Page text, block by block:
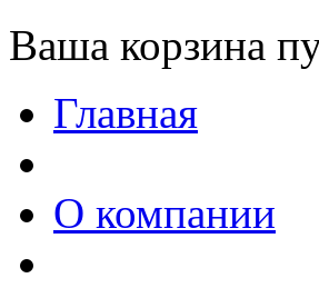
Ваша корзина
Главная
О компании